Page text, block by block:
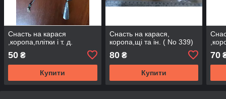
Снасть на карася
,коропа,плітки і т. д.
50 ₴
Купити
Снасть на карася,
коропа,щі та ін. ( No 339)
80₴
Купити
70